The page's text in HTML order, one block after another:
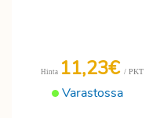
Varastossa
Hinta 11,23€ / PKT